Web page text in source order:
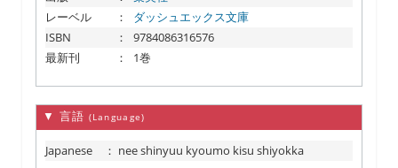
レーベル
：
ダッシュエックス文庫
ISBN
：
9784086316576
最新刊
： 1巻
▼ 言語 (Language)
Japanese ： nee shinyuu kyoumo kisu shiyokka